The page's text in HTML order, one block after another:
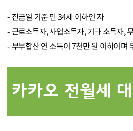
- 잔금일 기준 만 34세 이하인 자
- 근로소득자, 사업소득자, 기타 소득자,
- 부부합산 연 소득이 7천만 원 이하이며